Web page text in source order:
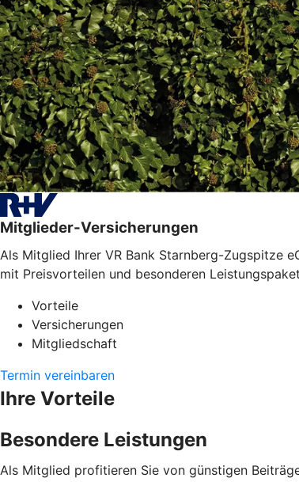
Mitglieder-Versicherungen
Als Mitglied Ihrer VR Bank Starnberg-Zugspitze
mit Preisvorteilen und besonderen
Vorteile
Versicherungen
Mitgliedschaft
Termin vereinbaren
Ihre Vorteile
Besondere Leistungen
Als Mitglied profitieren Sie von günstigen